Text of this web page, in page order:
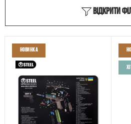
Відкрити
Новинка